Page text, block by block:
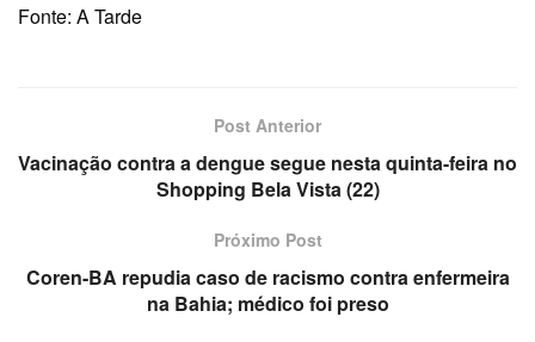
Fonte: A Tarde
Post Anterior
Vacinação contra a dengue segue nesta quinta-feira no
Shopping Bela Vista (22)
Próximo Post
Coren-BA repudia caso de racismo contra enfermeira
na Bahia; médico foi preso